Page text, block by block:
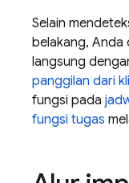
Selain
belakang, Anda
langsung
panggilan dari
fungsi pada
fungsi tugas